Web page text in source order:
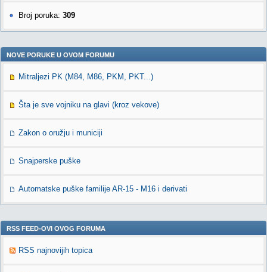
Broj poruka: 309
NOVE PORUKE U OVOM FORUMU
Mitraljezi PK (M84, M86, PKM, PKT...)
Šta je sve vojniku na glavi (kroz vekove)
Zakon o oružju i municiji
Snajperske puške
Automatske puške familije AR-15 - M16 i derivati
RSS FEED-OVI OVOG FORUMA
RSS najnovijih topica